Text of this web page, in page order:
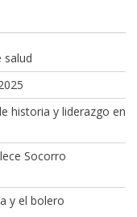
salud
historia y liderazgo en
Socorro
y el bolero